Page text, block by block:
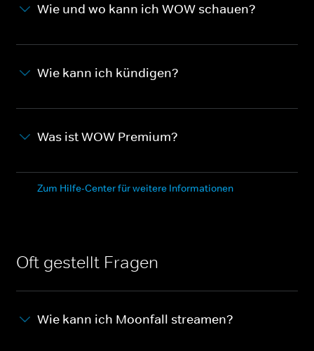
Wie und wo kann ich WOW schauen?
Wie kann ich kündigen?
Was ist WOW Premium?
Zum Hilfe-Center für weitere Informationen
Oft gestellt Fragen
Wie kann ich Moonfall streamen?